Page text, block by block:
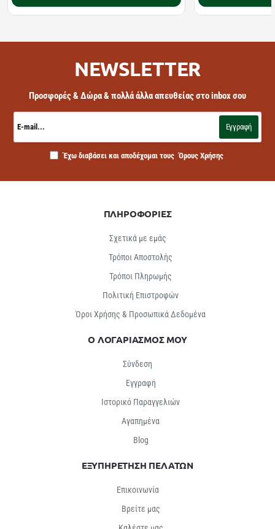
NEWSLETTER
Προσφορές & Δώρα & πολλά άλλα απευθείας στο inbox σου
E-
mail...
Εγγραφή
Έχω διαβάσει και αποδέχομαι τους Όρους Χρήσης
ΠΛΗΡΟΦΟΡΙΕΣ
Σχετικά με εμάς
Τρόποι Αποστολής
Τρόποι Πληρωμής
Πολιτική Επιστροφών
Όροι Χρήσης & Προσωπικά Δεδομένα
Ο ΛΟΓΑΡΙΑΣΜΟΣ ΜΟΥ
Σύνδεση
Εγγραφή
Ιστορικό Παραγγελιών
Αγαπημένα
Βlog
ΕΞΥΠΗΡΕΤΗΣΗ ΠΕΛΑΤΩΝ
Επικοινωνία
Βρείτε μας